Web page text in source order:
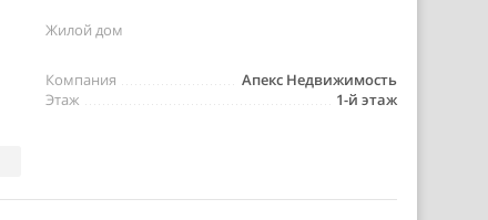
Жилой дом
Апекс Недвижимость
Компания
1-й этаж
Этаж